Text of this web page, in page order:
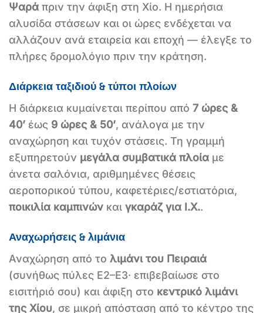
Ψαρά πριν την άφιξη στη Χίο. Η ημερήσια
αλυσίδα στάσεων και οι ώρες ενδέχεται να
αλλάζουν ανά εταιρεία και εποχή — έλεγξε το
πλήρες δρομολόγιο πριν την κράτηση.
Διάρκεια ταξιδιού & τύποι πλοίων
Η διάρκεια κυμαίνεται περίπου από 7 ώρες &
40’ έως 9 ώρες & 50’, ανάλογα με την
αναχώρηση και τυχόν στάσεις. Τη γραμμή
εξυπηρετούν μεγάλα συμβατικά πλοία με
άνετα σαλόνια, αριθμημένες θέσεις
αεροπορικού τύπου, καφετέριες/εστιατόρια,
ποικιλία καμπινών και γκαράζ για Ι.Χ..
Αναχωρήσεις & λιμάνια
Αναχώρηση από το λιμάνι του Πειραιά
(συνήθως πύλες Ε2–Ε3· επιβεβαίωσε στο
εισιτήριό σου) και άφιξη στο κεντρικό λιμάνι
της Χίου, σε μικρή απόσταση από το κέντρο της